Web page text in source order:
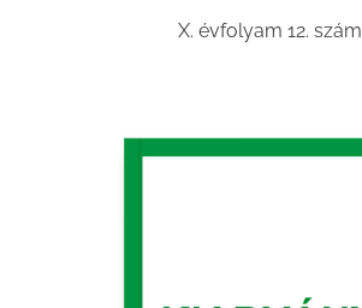
X. évfolyam 12. szám